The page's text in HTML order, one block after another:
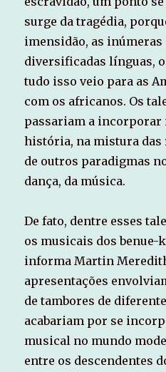
surge da tragédia,
imensidão, as inúmeras
diversificadas línguas,
tudo isso veio para as
com os africanos. Os
passariam a incorporar
história, na mistura das
de outros paradigmas
dança, da música.
De fato, dentre esses
os musicais dos benue-
informa Martin
apresentações
de tambores de
acabariam por se
musical no mundo
entre os descendentes